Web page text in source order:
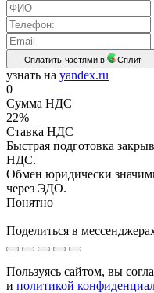
Оплатить частями в Сплит
узнать на yandex.ru
0
Сумма НДС
22%
Ставка НДС
Быстрая подготовка
НДС.
Обмен юридически
через ЭДО.
Понятно
Поделиться в
Пользуясь сайтом, вы
и политикой